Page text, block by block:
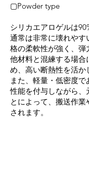
▢Powder type
シリカエアロゲルは
通常は非常に壊れやす
格の柔軟性が強く、
他材料と混練する場合
め、高い断熱性を活か
また、軽量・低密度
性能を付与しながら、
とによって、搬送作
されます。